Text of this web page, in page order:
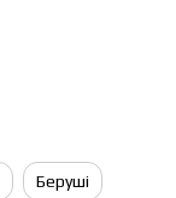
Беруші